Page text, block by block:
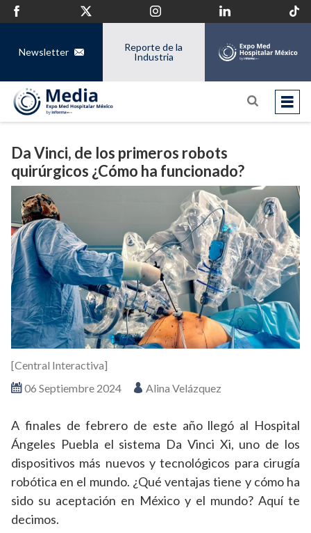
Newsletter
Reporte de la
Industria
Da Vinci, de los primeros robots
quirúrgicos ¿Cómo ha funcionado?
06 Septiembre 2024 Alina Velázquez
[Central Interactiva]
A finales de febrero de este año llegó al Hospital
Ángeles Puebla el sistema Da Vinci Xi, uno de los
dispositivos más nuevos y tecnológicos para cirugía
robótica en el mundo. ¿Qué ventajas tiene y cómo ha
sido su aceptación en México y el mundo? Aquí te
decimos.